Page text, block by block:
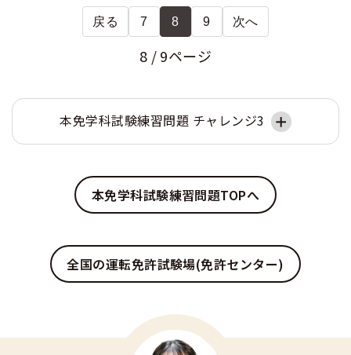
戻る 7 8 9 次へ
8 / 9ページ
本免学科試験練習問題 チャレンジ3
本免学科試験練習問題TOPへ
全国の運転免許試験場(免許センター)